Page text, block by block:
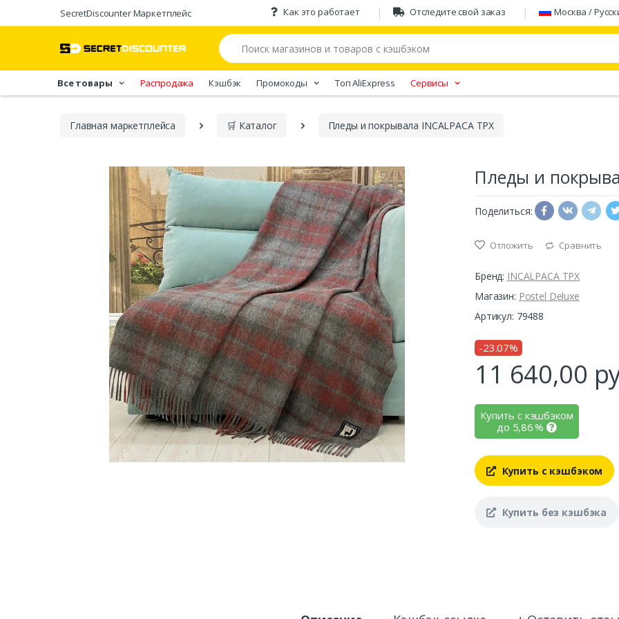
SecretDiscounter Маркетплейс Как это работает Отследите свой заказ Москва /
Все товары Распродажа Кэшбэк Промокоды Tоп AliExpress Сервисы
Главная марĸетплейса 🛒 Каталог Пледы и покрывала INCALPACA TPX
Пледы и
Поделиться:
Отложить Сравнить
Бренд: INCALPACA TPX
Магазин: Postel Deluxe
Артикул: 79488
-23.07%
11 640,00
Купить с кэшбэком
до 5,86%
Купить с кэшбэком
Купить без кэшбэка